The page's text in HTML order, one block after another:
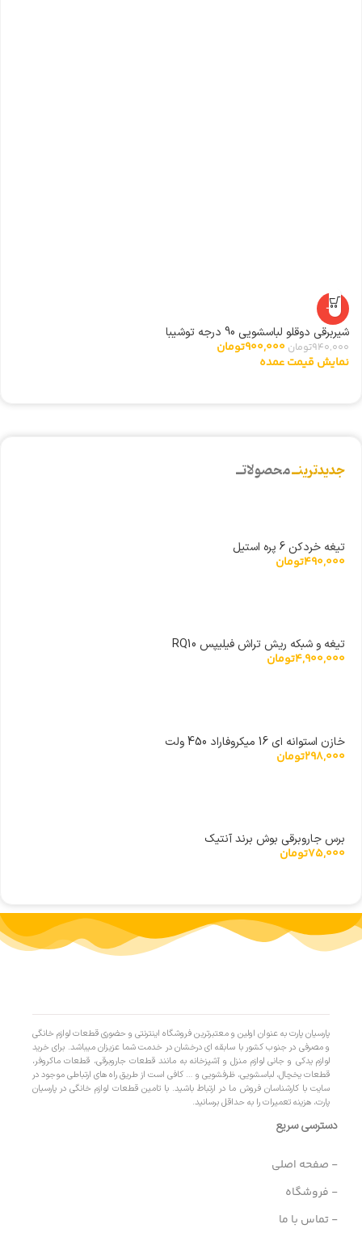
-4%
شیربرقی دوقلو لباسشویی 90 درجه توشیبا
940,000تومان 900,000تومان
نمایش قیمت عمده
جدیدترینــمحصولاتــ
تیغه خردکن 6 پره استیل
490,000تومان
تیغه و شبکه ریش تراش فیلیپس RQ10
4,900,000تومان
خازن استوانه ای 16 میکروفاراد 450 ولت
298,000تومان
برس جاروبرقی بوش برند آنتیک
75,000تومان
پارسیان پارت به عنوان اولین و معتبرترین فروشگاه اینترنتی و حضوری قطعات لوازم خانگی
و مصرفی در جنوب کشور با سابقه ای درخشان در خدمت شما عزیزان میباشد. برای خرید
لوازم یدکی و جانی لوازم منزل و آشپزخانه به مانند قطعات جاروبرقی، قطعات ماکروفر،
قطعات یخچال، لباسشویی، ظرفشویی و … کافی است از طریق راه های ارتباطی موجود در
سایت با کارشناسان فروش ما در ارتباط باشید. با تامین قطعات لوازم خانگی در پارسیان
پارت، هزینه تعمیرات را به حداقل برسانید.
دسترسی سریع
- صفحه اصلی
- فروشگاه
- تماس با ما